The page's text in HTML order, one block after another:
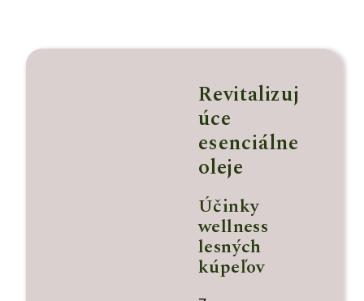
Revitalizuj
úce
esenciálne
oleje
Účinky
wellness
lesných
kúpeľov